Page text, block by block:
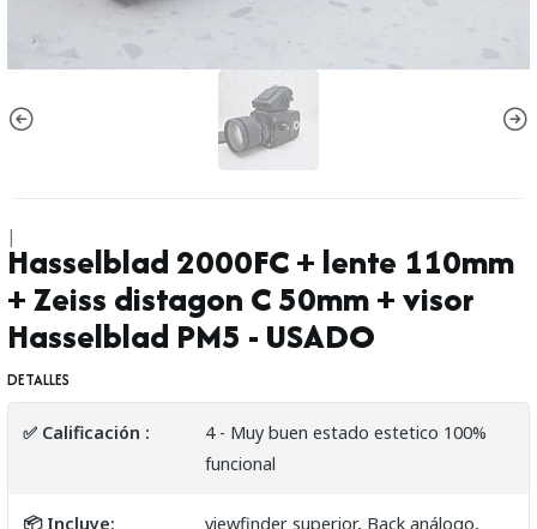
|
Hasselblad 2000FC + lente 110mm
+ Zeiss distagon C 50mm + visor
Hasselblad PM5 - USADO
DETALLES
✅ Calificación :
4 - Muy buen estado estetico 100%
funcional
📦 Incluye:
viewfinder superior, Back análogo,